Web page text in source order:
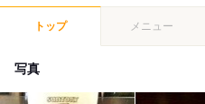
トップ メニュー
写真